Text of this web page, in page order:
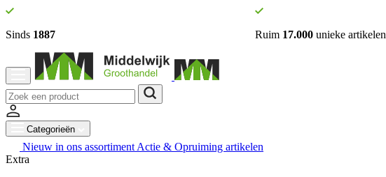
Sinds 1887 Ruim 17.000 unieke artikelen
Categorieën
Nieuw in ons assortiment Actie & Opruiming artikelen
Extra